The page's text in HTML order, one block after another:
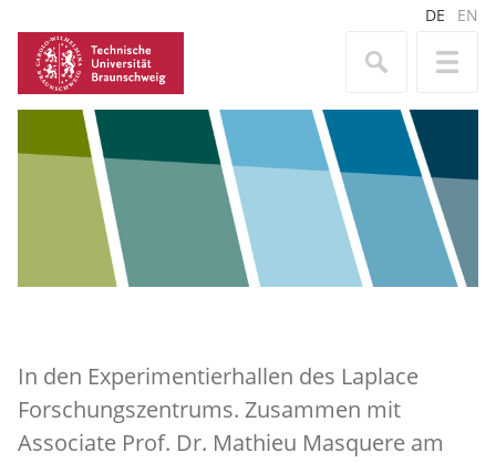
DE EN
In den Experimentierhallen des Laplace
Forschungszentrums. Zusammen mit
Associate Prof. Dr. Mathieu Masquere am